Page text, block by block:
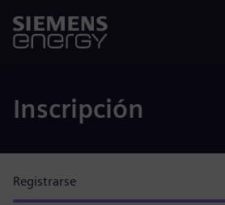
Inscripción
Registrarse